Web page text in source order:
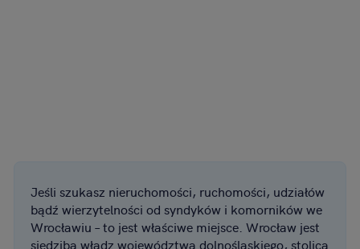
Jeśli szukasz nieruchomości, ruchomości, udziałów
bądź wierzytelności od syndyków i komorników we
Wrocławiu – to jest właściwe miejsce. Wrocław jest
siedzibą władz województwa dolnośląskiego, stolicą